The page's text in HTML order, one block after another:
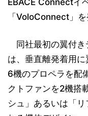
EBACE Connectイ
「VoloConnect」を
同社最初の翼付き
は、垂直離発着用
6機のプロペラを配
クトファンを2機搭
シュ」あるいは「